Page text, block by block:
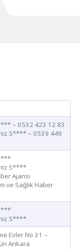
– 0532 423 12 83
S**** – 0539 449
S****
Ajansı
ve Sağlık Haber
S****
Evler No 31 –
Ankara